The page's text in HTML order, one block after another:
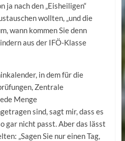
ja nach den „Eisheiligen“
wollten, „und die
wann kommen Sie denn
aus der IFÖ-Klasse
in dem für die
Zentrale
Menge
sind, sagt mir, dass es
gar nicht passt. Aber das lässt
„Sagen Sie nur einen Tag,